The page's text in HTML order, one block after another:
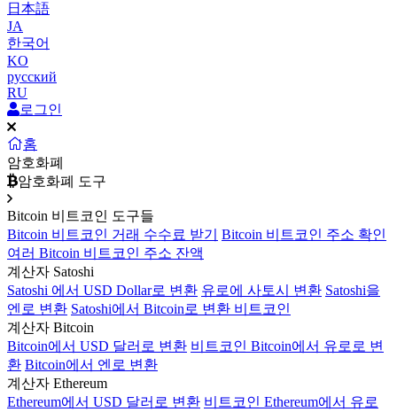
日本語
JA
한국어
KO
русский
RU
로그인
홈
암호화폐
암호화폐 도구
Bitcoin 비트코인 도구들
Bitcoin 비트코인 거래 수수료 받기
Bitcoin 비트코인 주소 확인
여러 Bitcoin 비트코인 주소 잔액
계산자 Satoshi
Satoshi 에서 USD Dollar로 변환 유로에 사토시 변환 Satoshi을
엔로 변환 Satoshi에서 Bitcoin로 변환 비트코인
계산자 Bitcoin
Bitcoin에서 USD 달러로 변환 비트코인 Bitcoin에서 유로로 변
환 Bitcoin에서 엔로 변환
계산자 Ethereum
Ethereum에서 USD 달러로 변환 비트코인 Ethereum에서 유로